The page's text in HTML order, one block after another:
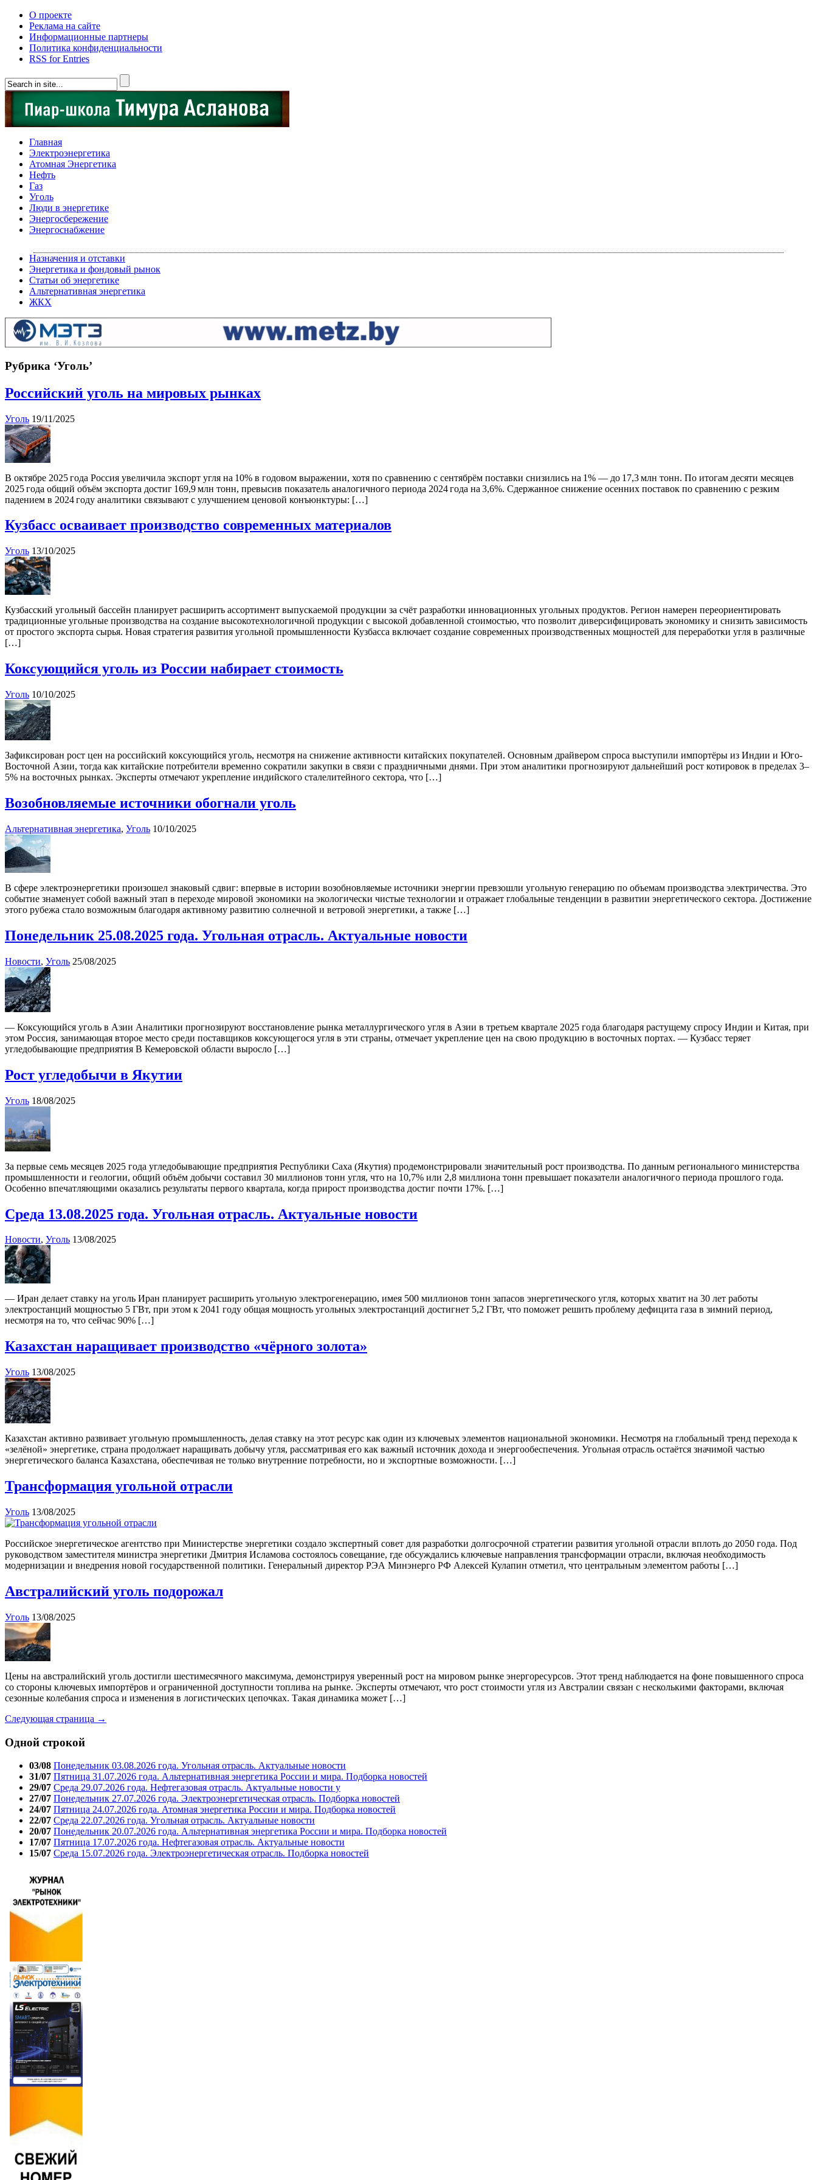
О проекте
Реклама на сайте
Информационные партнеры
Политика конфиденциальности
RSS for Entries
Главная
Электроэнергетика
Атомная Энергетика
Нефть
Газ
Уголь
Люди в энергетике
Энергосбережение
Энергоснабжение
Назначения и отставки
Энергетика и фондовый рынок
Статьи об энергетике
Альтернативная энергетика
ЖКХ
Рубрика ‘Уголь’
Российский уголь на мировых рынках
Уголь 19/11/2025
В октябре 2025 года Россия увеличила экспорт угля на 10% в годовом выражении, хотя по сравнению с сентябрём поставки снизились на 1% — до 17,3 млн тонн. По итогам десяти месяцев
2025 года общий объём экспорта достиг 169,9 млн тонн, превысив показатель аналогичного периода 2024 года на 3,6%. Сдержанное снижение осенних поставок по сравнению с резким
падением в 2024 году аналитики связывают с улучшением ценовой конъюнктуры: […]
Кузбасс осваивает производство современных материалов
Уголь 13/10/2025
Кузбасский угольный бассейн планирует расширить ассортимент выпускаемой продукции за счёт разработки инновационных угольных продуктов. Регион намерен переориентировать
традиционные угольные производства на создание высокотехнологичной продукции с высокой добавленной стоимостью, что позволит диверсифицировать экономику и снизить зависимость
от простого экспорта сырья. Новая стратегия развития угольной промышленности Кузбасса включает создание современных производственных мощностей для переработки угля в различные
[…]
Коксующийся уголь из России набирает стоимость
Уголь 10/10/2025
Зафиксирован рост цен на российский коксующийся уголь, несмотря на снижение активности китайских покупателей. Основным драйвером спроса выступили импортёры из Индии и Юго-
Восточной Азии, тогда как китайские потребители временно сократили закупки в связи с праздничными днями. При этом аналитики прогнозируют дальнейший рост котировок в пределах 3–
5% на восточных рынках. Эксперты отмечают укрепление индийского сталелитейного сектора, что […]
Возобновляемые источники обогнали уголь
Альтернативная энергетика, Уголь 10/10/2025
В сфере электроэнергетики произошел знаковый сдвиг: впервые в истории возобновляемые источники энергии превзошли угольную генерацию по объемам производства электричества. Это
событие знаменует собой важный этап в переходе мировой экономики на экологически чистые технологии и отражает глобальные тенденции в развитии энергетического сектора. Достижение
этого рубежа стало возможным благодаря активному развитию солнечной и ветровой энергетики, а также […]
Понедельник 25.08.2025 года. Угольная отрасль. Актуальные новости
Новости, Уголь 25/08/2025
— Коксующийся уголь в Азии Аналитики прогнозируют восстановление рынка металлургического угля в Азии в третьем квартале 2025 года благодаря растущему спросу Индии и Китая, при
этом Россия, занимающая второе место среди поставщиков коксующегося угля в эти страны, отмечает укрепление цен на свою продукцию в восточных портах. — Кузбасс теряет
угледобывающие предприятия В Кемеровской области выросло […]
Рост угледобычи в Якутии
Уголь 18/08/2025
За первые семь месяцев 2025 года угледобывающие предприятия Республики Саха (Якутия) продемонстрировали значительный рост производства. По данным регионального министерства
промышленности и геологии, общий объём добычи составил 30 миллионов тонн угля, что на 10,7% или 2,8 миллиона тонн превышает показатели аналогичного периода прошлого года.
Особенно впечатляющими оказались результаты первого квартала, когда прирост производства достиг почти 17%. […]
Среда 13.08.2025 года. Угольная отрасль. Актуальные новости
Новости, Уголь 13/08/2025
— Иран делает ставку на уголь Иран планирует расширить угольную электрогенерацию, имея 500 миллионов тонн запасов энергетического угля, которых хватит на 30 лет работы
электростанций мощностью 5 ГВт, при этом к 2041 году общая мощность угольных электростанций достигнет 5,2 ГВт, что поможет решить проблему дефицита газа в зимний период,
несмотря на то, что сейчас 90% […]
Казахстан наращивает производство «чёрного золота»
Уголь 13/08/2025
Казахстан активно развивает угольную промышленность, делая ставку на этот ресурс как один из ключевых элементов национальной экономики. Несмотря на глобальный тренд перехода к
«зелёной» энергетике, страна продолжает наращивать добычу угля, рассматривая его как важный источник дохода и энергообеспечения. Угольная отрасль остаётся значимой частью
энергетического баланса Казахстана, обеспечивая не только внутренние потребности, но и экспортные возможности. […]
Трансформация угольной отрасли
Уголь 13/08/2025
Российское энергетическое агентство при Министерстве энергетики создало экспертный совет для разработки долгосрочной стратегии развития угольной отрасли вплоть до 2050 года. Под
руководством заместителя министра энергетики Дмитрия Исламова состоялось совещание, где обсуждались ключевые направления трансформации отрасли, включая необходимость
модернизации и внедрения новой государственной политики. Генеральный директор РЭА Минэнерго РФ Алексей Кулапин отметил, что центральным элементом работы […]
Австралийский уголь подорожал
Уголь 13/08/2025
Цены на австралийский уголь достигли шестимесячного максимума, демонстрируя уверенный рост на мировом рынке энергоресурсов. Этот тренд наблюдается на фоне повышенного спроса
со стороны ключевых импортёров и ограниченной доступности топлива на рынке. Эксперты отмечают, что рост стоимости угля из Австралии связан с несколькими факторами, включая
сезонные колебания спроса и изменения в логистических цепочках. Такая динамика может […]
Следующая страница →
Одной строкой
03/08 Понедельник 03.08.2026 года. Угольная отрасль. Актуальные новости
31/07 Пятница 31.07.2026 года. Альтернативная энергетика России и мира. Подборка новостей
29/07 Среда 29.07.2026 года. Нефтегазовая отрасль. Актуальные новости у
27/07 Понедельник 27.07.2026 года. Электроэнергетическая отрасль. Подборка новостей
24/07 Пятница 24.07.2026 года. Атомная энергетика России и мира. Подборка новостей
22/07 Среда 22.07.2026 года. Угольная отрасль. Актуальные новости
20/07 Понедельник 20.07.2026 года. Альтернативная энергетика России и мира. Подборка новостей
17/07 Пятница 17.07.2026 года. Нефтегазовая отрасль. Актуальные новости
15/07 Среда 15.07.2026 года. Электроэнергетическая отрасль. Подборка новостей